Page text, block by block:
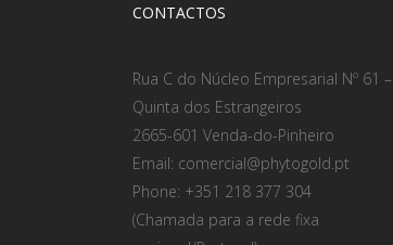
CONTACTOS
Rua C do Núcleo Empresarial Nº 61 –
Quinta dos Estrangeiros
2665-601 Venda-do-Pinheiro
Email: comercial@phytogold.pt
Phone: +351 218 377 304
(Chamada para a rede fixa